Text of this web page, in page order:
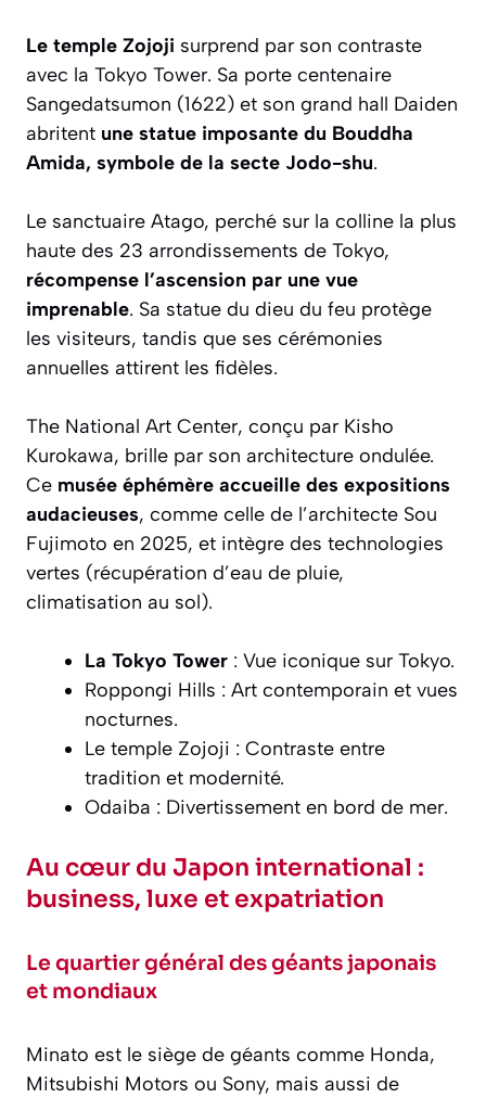
Le temple Zojoji surprend par son contraste
avec la Tokyo Tower. Sa porte centenaire
Sangedatsumon (1622) et son grand hall Daiden
abritent une statue imposante du Bouddha
Amida, symbole de la secte Jodo-shu.
Le sanctuaire Atago, perché sur la colline la plus
haute des 23 arrondissements de Tokyo,
récompense l’ascension par une vue
imprenable. Sa statue du dieu du feu protège
les visiteurs, tandis que ses cérémonies
annuelles attirent les fidèles.
The National Art Center, conçu par Kisho
Kurokawa, brille par son architecture ondulée.
Ce musée éphémère accueille des expositions
audacieuses, comme celle de l’architecte Sou
Fujimoto en 2025, et intègre des technologies
vertes (récupération d’eau de pluie,
climatisation au sol).
La Tokyo Tower : Vue iconique sur Tokyo.
Roppongi Hills : Art contemporain et vues
nocturnes.
Le temple Zojoji : Contraste entre
tradition et modernité.
Odaiba : Divertissement en bord de mer.
Au cœur du Japon international :
business, luxe et expatriation
Le quartier général des géants japonais
et mondiaux
Minato est le siège de géants comme Honda,
Mitsubishi Motors ou Sony, mais aussi de